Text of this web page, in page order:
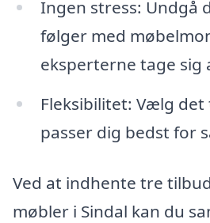
Ingen stress: Undgå
følger med
eksperterne tage sig
Fleksibilitet: Vælg
passer dig bedst for
Ved at indhente tre
møbler i Sindal kan du